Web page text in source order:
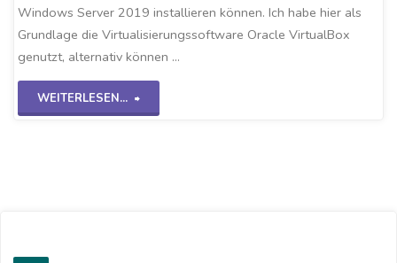
Windows Server 2019 installieren können. Ich habe hier als
Grundlage die Virtualisierungssoftware Oracle VirtualBox
genutzt, alternativ können …
WEITERLESEN...
"Grundinstallation